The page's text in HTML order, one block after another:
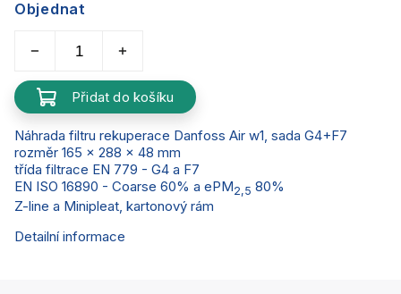
Objednat
Přidat do košíku
Náhrada filtru rekuperace Danfoss Air w1, sada G4+F7
rozměr 165 x 288 x 48 mm
třída filtrace EN 779 - G4 a F7
EN ISO 16890 - Coarse 60% a ePM2,5 80%
Z-line a Minipleat, kartonový rám
Detailní informace